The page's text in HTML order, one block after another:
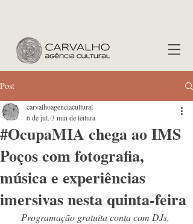
Post
#OcupaMIA chega ao IMS
Poços com fotografia,
música e experiências
imersivas nesta quinta-feira
carvalhoagenciacultural
6 de jul. 3 min de leitura
Programação gratuita conta com DJs,